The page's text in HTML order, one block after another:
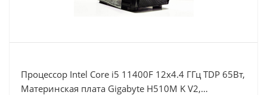
Процессор Intel Core i5 11400F 12x4.4 ГГц TDP 65Вт,
Материнская плата Gigabyte H510M K V2,